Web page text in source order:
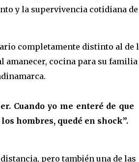
y la supervivencia cotidiana de
completamente distinto al de
amanecer, cocina para su familia
Cuando yo me enteré de que
hombres, quedé en shock”.
pero también una de las